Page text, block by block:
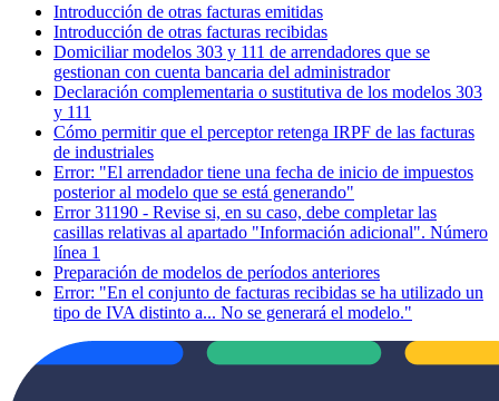
Introducción de otras facturas emitidas
Introducción de otras facturas recibidas
Domiciliar modelos 303 y 111 de arrendadores que se
gestionan con cuenta bancaria del administrador
Declaración complementaria o sustitutiva de los modelos 303
y 111
Cómo permitir que el perceptor retenga IRPF de las facturas
de industriales
Error: "El arrendador tiene una fecha de inicio de impuestos
posterior al modelo que se está generando"
Error 31190 - Revise si, en su caso, debe completar las
casillas relativas al apartado "Información adicional". Número
línea 1
Preparación de modelos de períodos anteriores
Error: "En el conjunto de facturas recibidas se ha utilizado un
tipo de IVA distinto a... No se generará el modelo."